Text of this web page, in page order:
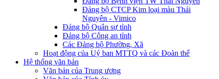
Đảng bộ CTCP Kim loại màu Thái
Nguyên - Vimico
Đảng bộ Quân sự tỉnh
Đảng bộ Công an tỉnh
Các Đảng bộ Phường, Xã
Hoạt động của Uỷ ban MTTQ và các Đoàn thể
Hệ thống văn bản
Văn bản của Trung ương